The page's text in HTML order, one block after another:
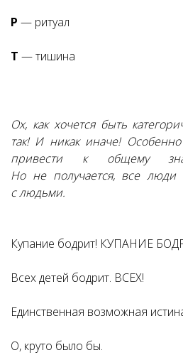
Р — ритуал
Т — тишина
Ох, как хочется быть
так! И никак иначе!
привести к общему
Но не получается, все люди
с людьми.
Купание бодрит! КУПАНИЕ
Всех детей бодрит. ВСЕХ!
Единственная возможная
О, круто было бы.